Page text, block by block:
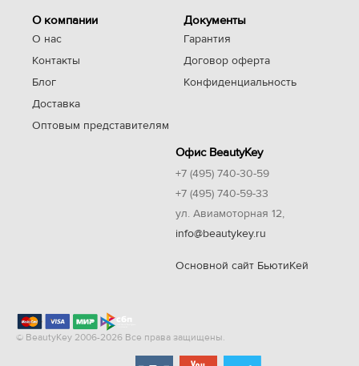
О компании
О нас
Контакты
Блог
Доставка
Оптовым представителям
Документы
Гарантия
Договор оферта
Конфиденциальность
Офис BeautyKey
+7 (495) 740-30-59
+7 (495) 740-59-33
ул. Авиамоторная 12,
info@beautykey.ru
Основной сайт БьютиКей
© BeautyKey 2006-2026 Все права защищены.